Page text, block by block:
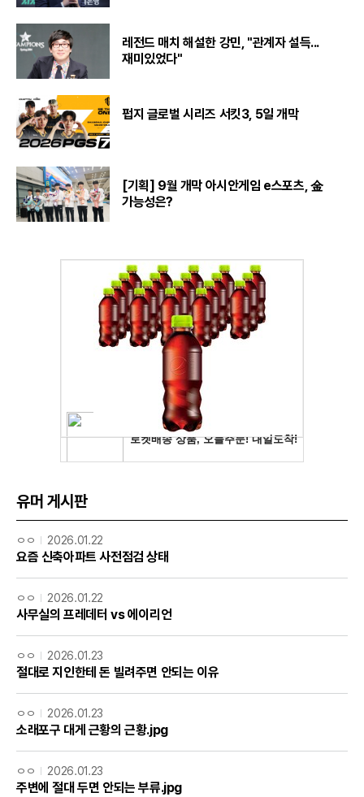
레전드 매치 해설한 강민, "관계자 설득...
재미있었다"
펍지 글로벌 시리즈 서킷3, 5일 개막
[기획] 9월 개막 아시안게임 e스포츠, 金
가능성은?
유머 게시판
ㅇㅇ 2026.01.22
요즘 신축아파트 사전점검 상태
ㅇㅇ 2026.01.22
사무실의 프레데터 vs 에이리언
ㅇㅇ 2026.01.23
절대로 지인한테 돈 빌려주면 안되는 이유
ㅇㅇ 2026.01.23
소래포구 대게 근황의 근황.jpg
ㅇㅇ 2026.01.23
주변에 절대 두면 안되는 부류.jpg